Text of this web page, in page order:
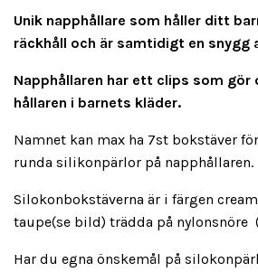
Unik napphållare som håller ditt
räckhåll och är samtidigt en snygg
Napphållaren har ett clips som
hållaren i barnets kläder.
Namnet kan max ha 7st bokstäver
runda silikonpärlor på napphållaren.
Silokonbokstäverna är i färgen
taupe(se bild) trädda på nylonsnöre
Har du egna önskemål på